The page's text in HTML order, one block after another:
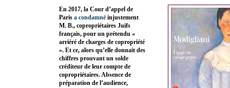
En 2017, la Cour d’appel de
Paris a condamné injustement
M. B., copropriétaires Juifs
français, pour un prétendu «
arriéré de charges de copropriété
». Et ce, alors qu’elle donnait des
chiffres prouvant un solde
créditeur de leur compte de
copropriétaires. Absence de
préparation de l’audience,